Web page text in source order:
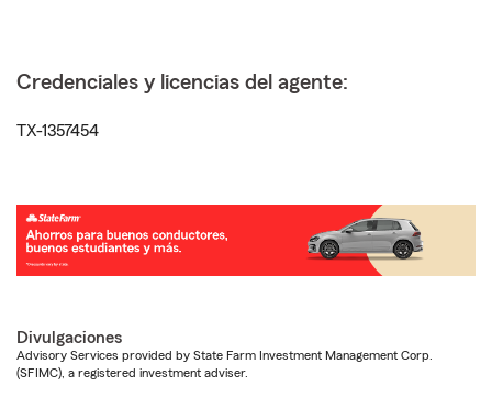
Credenciales y licencias del agente:
TX-1357454
Divulgaciones
Advisory Services provided by State Farm Investment Management Corp.
(SFIMC), a registered investment adviser.